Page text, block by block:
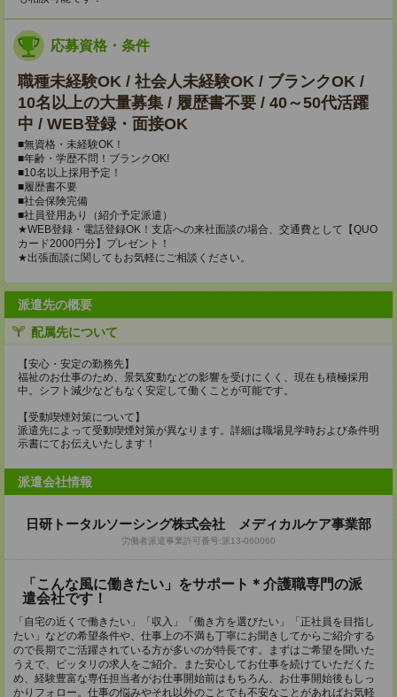
応募資格・条件
職種未経験OK / 社会人未経験OK / ブランクOK /
10名以上の大量募集 / 履歴書不要 / 40～50代活躍
中 / WEB登録・面接OK
■無資格・未経験OK！
■年齢・学歴不問！ブランクOK!
■10名以上採用予定！
■履歴書不要
■社会保険完備
■社員登用あり（紹介予定派遣）
★WEB登録・電話登録OK！支店への来社面談の場合、交通費として【QUO
カード2000円分】プレゼント！
★出張面談に関してもお気軽にご相談ください。
派遣先の概要
配属先について
【安心・安定の勤務先】
福祉のお仕事のため、景気変動などの影響を受けにくく、現在も積極採用
中。シフト減少などもなく安定して働くことが可能です。
【受動喫煙対策について】
派遣先によって受動喫煙対策が異なります。詳細は職場見学時および条件明
示書にてお伝えいたします！
派遣会社情報
日研トータルソーシング株式会社 メディカルケア事業部
労働者派遣事業許可番号:派13-060060
「こんな風に働きたい」をサポート＊介護職専門の派
遣会社です！
「自宅の近くで働きたい」「収入」「働き方を選びたい」「正社員を目指し
たい」などの希望条件や、仕事上の不満も丁寧にお聞きしてからご紹介する
ので長期でご活躍されている方が多いのが特長です。まずはご希望を聞いた
うえで、ピッタリの求人をご紹介。また安心してお仕事を続けていただくた
め、経験豊富な専任担当者がお仕事開始前はもちろん、お仕事開始後もしっ
かりフォロー。仕事の悩みやそれ以外のことでも不安なことがあればお気軽